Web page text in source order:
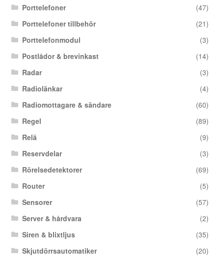
Porttelefoner
(47)
Porttelefoner tillbehör
(21)
Porttelefonmodul
(3)
Postlådor & brevinkast
(14)
Radar
(3)
Radiolänkar
(4)
Radiomottagare & sändare
(60)
Regel
(89)
Relä
(9)
Reservdelar
(3)
Rörelsedetektorer
(69)
Router
(5)
Sensorer
(57)
Server & hårdvara
(2)
Siren & blixtljus
(35)
Skjutdörrsautomatiker
(20)